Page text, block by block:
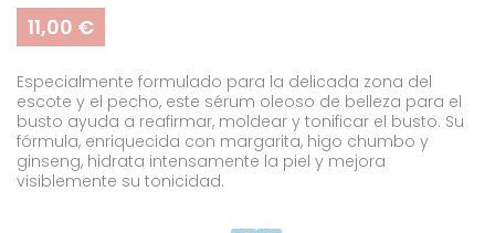
con4.67
de 5 en
base a
es de
clientes
11,00 €
Especialmente formulado para la delicada zona del
escote y el pecho, este sérum oleoso de belleza para el
busto ayuda a reafirmar, moldear y tonificar el busto. Su
fórmula, enriquecida con margarita, higo chumbo y
ginseng, hidrata intensamente la piel y mejora
visiblemente su tonicidad.